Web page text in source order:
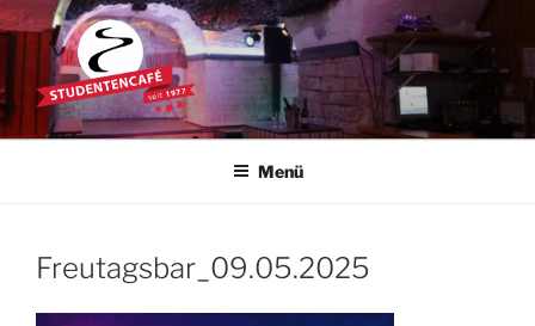
Zum
Inhalt
springen
STUDENTENCAFÉ
Die Kultkneipe in Ulm seit 1977
Menü
Freutagsbar_09.05.2025